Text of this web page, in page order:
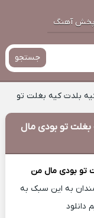
پخش آهنگ
جستجو
بلدت کیه بغلت تو
تو بودی مال
تو بودی مال من
به این سبک به